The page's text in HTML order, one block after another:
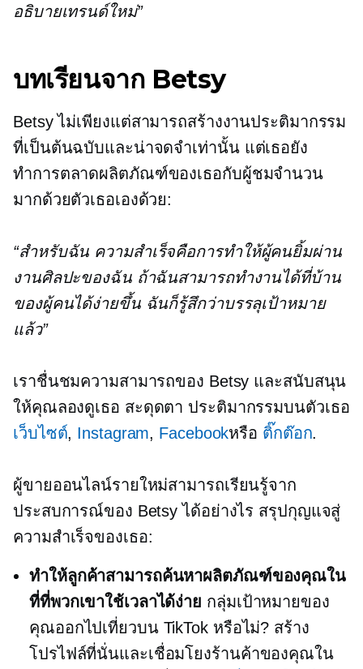
อธิบายเทรนด์ใหม่”
บทเรียนจาก Betsy
Betsy ไม่เพียงแต่สามารถสร้างงานประติมากรรม
ที่เป็นต้นฉบับและน่าจดจำเท่านั้น แต่เธอยัง
ทำการตลาดผลิตภัณฑ์ของเธอกับผู้ชมจำนวน
มากด้วยตัวเธอเองด้วย:
“สำหรับฉัน ความสำเร็จคือการทำให้ผู้คนยิ้มผ่าน
งานศิลปะของฉัน ถ้าฉันสามารถทำงานได้ที่บ้าน
ของผู้คนได้ง่ายขึ้น ฉันก็รู้สึกว่าบรรลุเป้าหมาย
แล้ว”
เราชื่นชมความสามารถของ Betsy และสนับสนุน
ให้คุณลองดูเธอ สะดุดตา ประติมากรรมบนตัวเธอ
เว็บไซต์, Instagram, Facebookหรือ ติ๊กต๊อก.
ผู้ขายออนไลน์รายใหม่สามารถเรียนรู้จาก
ประสบการณ์ของ Betsy ได้อย่างไร สรุปกุญแจสู่
ความสำเร็จของเธอ:
ทำให้ลูกค้าสามารถค้นหาผลิตภัณฑ์ของคุณใน
ที่ที่พวกเขาใช้เวลาได้ง่าย กลุ่มเป้าหมายของ
คุณออกไปเที่ยวบน TikTok หรือไม่? สร้าง
โปรไฟล์ที่นั่นและเชื่อมโยงร้านค้าของคุณใน